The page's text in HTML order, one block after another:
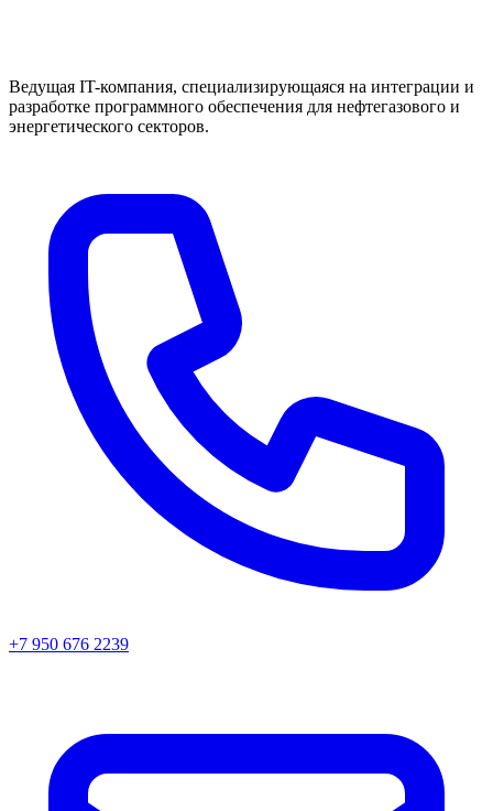
Ведущая IT-компания, специализирующаяся на интеграции и
разработке программного обеспечения для нефтегазового и
энергетического секторов.
+7 950 676 2239